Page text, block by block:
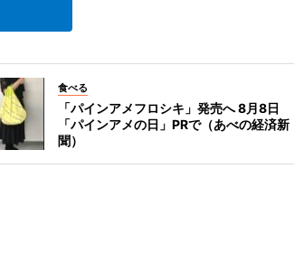
食べる
「パインアメフロシキ」発売へ 8月8日
「パインアメの日」PRで（あべの経済新
聞）